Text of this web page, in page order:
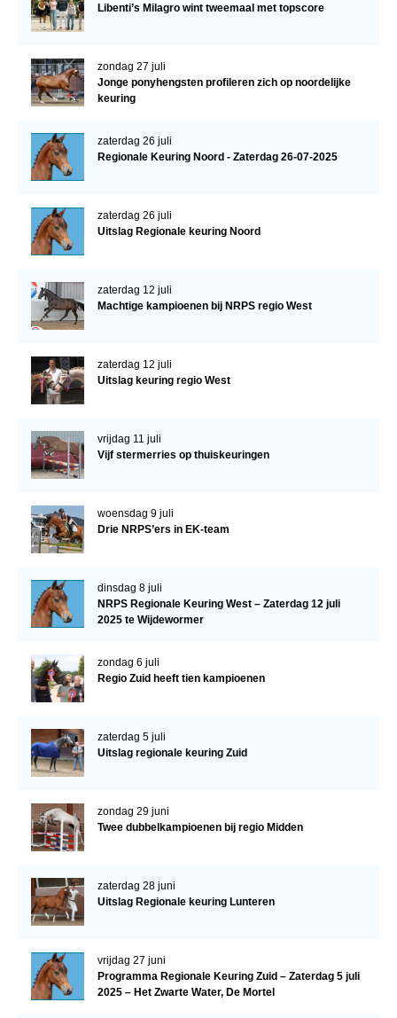
Libenti’s Milagro wint tweemaal met topscore
zondag 27 juli
Jonge ponyhengsten profileren zich op noordelijke
keuring
zaterdag 26 juli
Regionale Keuring Noord - Zaterdag 26-07-2025
zaterdag 26 juli
Uitslag Regionale keuring Noord
zaterdag 12 juli
Machtige kampioenen bij NRPS regio West
zaterdag 12 juli
Uitslag keuring regio West
vrijdag 11 juli
Vijf stermerries op thuiskeuringen
woensdag 9 juli
Drie NRPS’ers in EK-team
dinsdag 8 juli
NRPS Regionale Keuring West – Zaterdag 12 juli
2025 te Wijdewormer
zondag 6 juli
Regio Zuid heeft tien kampioenen
zaterdag 5 juli
Uitslag regionale keuring Zuid
zondag 29 juni
Twee dubbelkampioenen bij regio Midden
zaterdag 28 juni
Uitslag Regionale keuring Lunteren
vrijdag 27 juni
Programma Regionale Keuring Zuid – Zaterdag 5 juli
2025 – Het Zwarte Water, De Mortel